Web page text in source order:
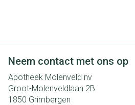
Neem contact met ons op
Apotheek Molenveld nv
Groot-Molenveldlaan 2B
1850 Grimbergen